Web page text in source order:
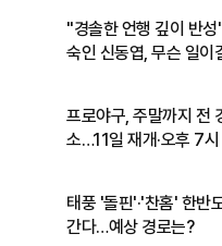
"경솔한 언행 깊이 반
숙인 신동엽, 무슨 일이
프로야구, 주말까지 전
소…11일 재개·오후 7시
태풍 '돌핀'·'찬홈' 한반
간다…예상 경로는?